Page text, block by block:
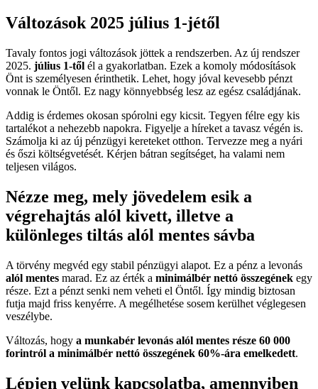
Változások 2025 július 1-jétől
Tavaly fontos jogi változások jöttek a rendszerben. Az új rendszer
2025. július 1-től él a gyakorlatban. Ezek a komoly módosítások
Önt is személyesen érinthetik. Lehet, hogy jóval kevesebb pénzt
vonnak le Öntől. Ez nagy könnyebbség lesz az egész családjának.
Addig is érdemes okosan spórolni egy kicsit. Tegyen félre egy kis
tartalékot a nehezebb napokra. Figyelje a híreket a tavasz végén is.
Számolja ki az új pénzügyi kereteket otthon. Tervezze meg a nyári
és őszi költségvetését. Kérjen bátran segítséget, ha valami nem
teljesen világos.
Nézze meg, mely jövedelem esik a
végrehajtás alól kivett, illetve a
különleges tiltás alól mentes sávba
A törvény megvéd egy stabil pénzügyi alapot. Ez a pénz a levonás
alól mentes marad. Ez az érték a minimálbér nettó összegének egy
része. Ezt a pénzt senki nem veheti el Öntől. Így mindig biztosan
futja majd friss kenyérre. A megélhetése sosem kerülhet véglegesen
veszélybe.
Változás, hogy a munkabér levonás alól mentes része 60 000
forintról a minimálbér nettó összegének 60%-ára emelkedett.
Lépjen velünk kapcsolatba, amennyiben